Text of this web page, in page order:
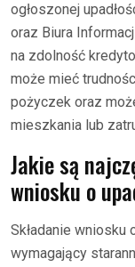
ogłoszonej
oraz Biura
na zdolność
może mieć
pożyczek oraz
mieszkania lub
Jakie są
wniosku o
Składanie wniosku
wymagający